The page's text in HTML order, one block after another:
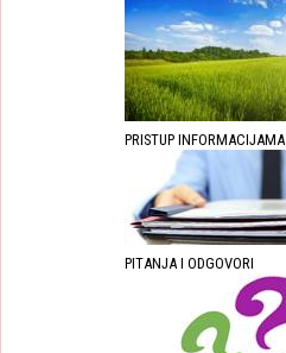
PRISTUP INFORMACIJAMA
PITANJA I ODGOVORI